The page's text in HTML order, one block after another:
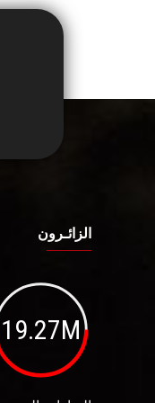
الزائـرون
19.27M